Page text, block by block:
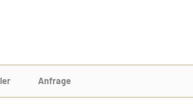
Anfrage